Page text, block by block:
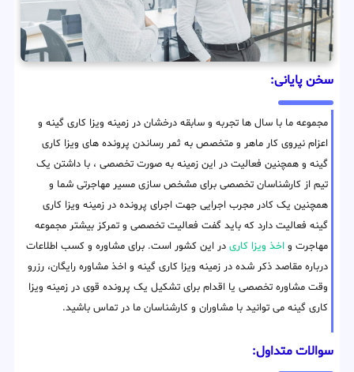
سخن پایانی:
مجموعه ما با سال ها تجربه و سابقه درخشان در زمینه ویزا کاری گینه و
اعزام نیروی کار ماهر و متخصص به ثمر رساندن پرونده های ویزا کاری
گینه و همچنین فعالیت در این زمینه به صورت تخصصی ، با داشتن یک
تیم از کارشناسان تخصصی برای مشخص سازی مسیر مهاجرتی شما و
همچنین یک کادر مجرب اجرایی جهت اجرای پرونده در زمینه ویزا کاری
گینه فعالیت دارد که باید گفت فعالیت تخصصی و تمرکز بیشتر مجموعه
مهاجرت و اخذ ویزا کاری در این کشور است. برای مشاوره و کسب اطلاعات
درباره مقاصد ذکر شده در زمینه ویزا کاری گینه و اخذ مشاوره رایگان، رزرو
وقت مشاوره تخصصی یا اقدام برای تشکیل یک پرونده قوی در زمینه ویزا
کاری گینه می توانید با مشاوران و کارشناسان ما در تماس باشید.
سوالات متداول: